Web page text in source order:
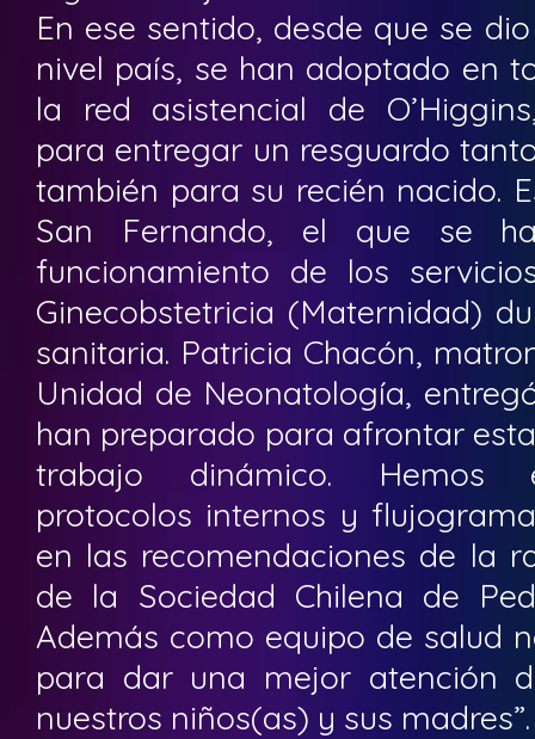
En ese sentido, desde que se
nivel país, se han adoptado en
la red asistencial de
para entregar un resguardo
también para su recién nacido.
San Fernando, el que se
funcionamiento de los
Ginecobstetricia (Maternidad)
sanitaria. Patricia Chacón,
Unidad de Neonatología,
han preparado para afrontar
trabajo dinámico. Hemos
protocolos internos y
en las recomendaciones de la
de la Sociedad Chilena de
Además como equipo de salud
para dar una mejor atención
nuestros niños(as) y sus madres”.